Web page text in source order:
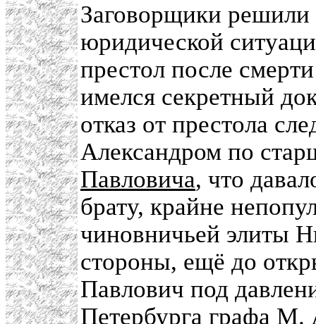
Заговорщики решили
юридической
престол после
имелся секретный
отказ от престола
Александром по
Павловича, что
брату, крайне
чиновничьей элиты
стороны, ещё до
Павлович под
Петербурга графа М.